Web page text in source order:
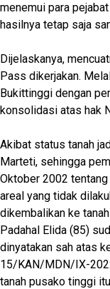
menemui para
hasilnya tetap saja
Dijelaskanya,
Pass dikerjakan.
Bukittinggi dengan
konsolidasi atas hak
Akibat status tanah
Marteti, sehingga
Oktober 2002
areal yang tidak
dikembalikan ke
Padahal Elida (85)
dinyatakan sah atas
15/KAN/MDN/IX-
tanah pusako tinggi